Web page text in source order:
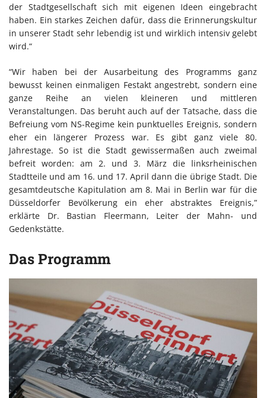
der Stadtgesellschaft sich mit eigenen Ideen eingebracht
haben. Ein starkes Zeichen dafür, dass die Erinnerungskultur
in unserer Stadt sehr lebendig ist und wirklich intensiv gelebt
wird.“
“Wir haben bei der Ausarbeitung des Programms ganz
bewusst keinen einmaligen Festakt angestrebt, sondern eine
ganze Reihe an vielen kleineren und mittleren
Veranstaltungen. Das beruht auch auf der Tatsache, dass die
Befreiung vom NS-Regime kein punktuelles Ereignis, sondern
eher ein längerer Prozess war. Es gibt ganz viele 80.
Jahrestage. So ist die Stadt gewissermaßen auch zweimal
befreit worden: am 2. und 3. März die linksrheinischen
Stadtteile und am 16. und 17. April dann die übrige Stadt. Die
gesamtdeutsche Kapitulation am 8. Mai in Berlin war für die
Düsseldorfer Bevölkerung ein eher abstraktes Ereignis,”
erklärte Dr. Bastian Fleermann, Leiter der Mahn- und
Gedenkstätte.
Das Programm